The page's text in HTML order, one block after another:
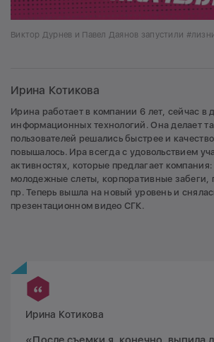
Виктор Дурнев и Павел Даянов запустили
Ирина Котикова
Ирина работает в компании 6 лет, сейчас в
информационных технологий. Она делает
пользователей решались быстрее и
повышалось. Ира всегда с удовольствием
активностях, которые предлагает
молодежные слеты, корпоративные забеги,
пр. Теперь вышла на новый уровень и
презентационном видео СГК.
Ирина Котикова